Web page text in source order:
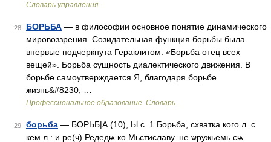
Словарь управления
28 БОРЬБА — в философии основное понятие динамического
мировоззрения. Созидательная функция борьбы была
впервые подчеркнута Гераклитом: «Борьба отец всех
вещей». Борьба сущность диалектического движения. В
борьбе самоутверждается Я, благодаря борьбе
жизнь&#8230; …
Профессиональное образование. Словарь
29 борьба — БОРЬБ|А (10), Ы с. 1.Борьба, схватка кого л. с
кем л.: и ре(ч) Редедѩ ко Мьстиславу. не ѡружьемь сѩ